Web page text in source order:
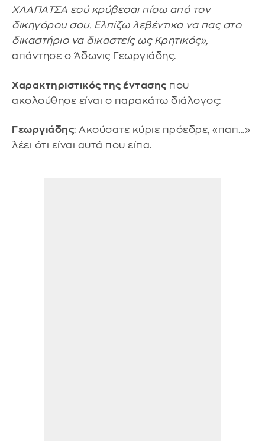
ΧΛΑΠΑΤΣΑ εσύ κρύβεσαι πίσω από τον
δικηγόρου σου. Ελπίζω λεβέντικα να πας στο
δικαστήριο να δικαστείς ως Κρητικός»,
απάντησε ο Άδωνις Γεωργιάδης.
Χαρακτηριστικός της έντασης που
ακολούθησε είναι ο παρακάτω διάλογος:
Γεωργιάδης: Ακούσατε κύριε πρόεδρε, «παπ...»
λέει ότι είναι αυτά που είπα.